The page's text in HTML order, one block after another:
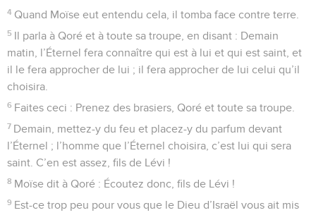
4 Quand Moïse eut entendu cela, il tomba face contre terre.
5 Il parla à Qoré et à toute sa troupe, en disant : Demain
matin, l’Éternel fera connaître qui est à lui et qui est saint, et
il le fera approcher de lui ; il fera approcher de lui celui qu’il
choisira.
6 Faites ceci : Prenez des brasiers, Qoré et toute sa troupe.
7 Demain, mettez-y du feu et placez-y du parfum devant
l’Éternel ; l’homme que l’Éternel choisira, c’est lui qui sera
saint. C’en est assez, fils de Lévi !
8 Moïse dit à Qoré : Écoutez donc, fils de Lévi !
9 Est-ce trop peu pour vous que le Dieu d’Israël vous ait mis